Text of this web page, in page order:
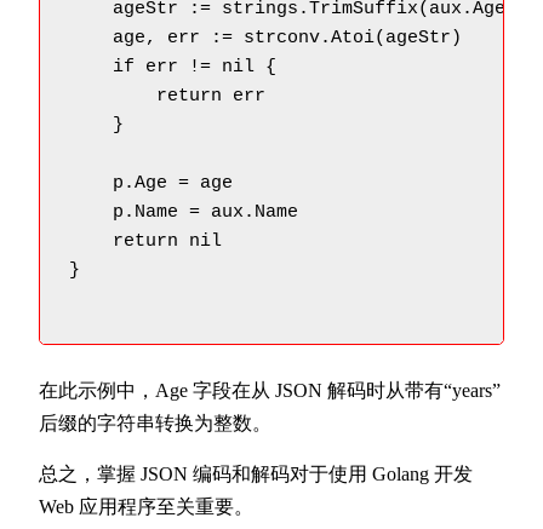
ageStr := strings.TrimSuffix(aux.Age, "
    age, err := strconv.Atoi(ageStr)
    if err != nil {
        return err
    }
    p.Age = age
    p.Name = aux.Name
    return nil
}
在此示例中，Age 字段在从 JSON 解码时从带有“years”
后缀的字符串转换为整数。
总之，掌握 JSON 编码和解码对于使用 Golang 开发
Web 应用程序至关重要。